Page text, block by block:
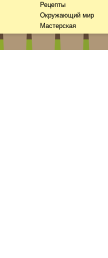
Рецепты
Окружающий мир
Мастерская